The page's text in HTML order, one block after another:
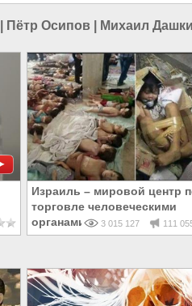
Пётр Осипов Михаил
Израиль – мировой центр
торговле человеческими
органами
3 015 127 111